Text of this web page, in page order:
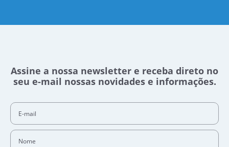
Assine a nossa newsletter e receba direto no
seu e-mail nossas novidades e informações.